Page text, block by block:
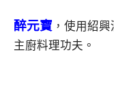
醉元寶 ，使用紹
主廚料理功夫。